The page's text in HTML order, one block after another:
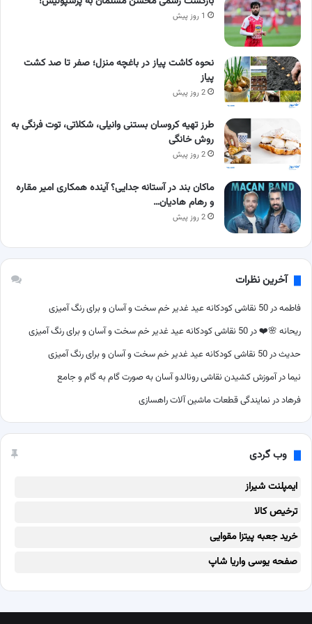
1 روز پیش
نحوه کاشت پیاز در باغچه منزل؛ صفر تا صد کشت
پیاز
2 روز پیش
طرز تهیه کروسان بستنی وانیلی، شکلاتی، توت فرنگی به
روش خانگی
2 روز پیش
ماکان بند در آستانه جدایی؟ آینده همکاری امیر مقاره
و رهام هادیان…
2 روز پیش
آخرین نظرات
فاطمهدر50 نقاشی کودکانه عید غدیر خم سخت و آسان و برای رنگ آمیزی
ریحانه 🌸❤️در50 نقاشی کودکانه عید غدیر خم سخت و آسان و برای رنگ آمیزی
حدیثدر50 نقاشی کودکانه عید غدیر خم سخت و آسان و برای رنگ آمیزی
نیما درآموزش کشیدن نقاشی رونالدو آسان به صورت گام به گام و جامع
فرهاددر نمایندگی قطعات ماشین آلات راهسازی
وب گردی
ایمپلنت شیراز
ترخیص کالا
خرید جعبه پیتزا مقوایی
صفحه یوسی واریا شاپ